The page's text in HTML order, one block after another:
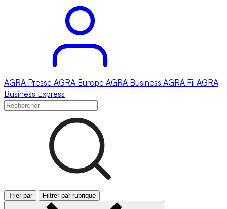
AGRA Presse AGRA Europe AGRA Business AGRA Fil AGRA
Business Express
Trier par Filtrer par rubrique